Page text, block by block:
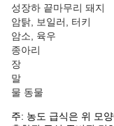
성장하 끝마무리 돼지
암탉, 보일러, 터키
암소, 육우
종아리
장
말
물 동물
주: 농도 급식은 위 모